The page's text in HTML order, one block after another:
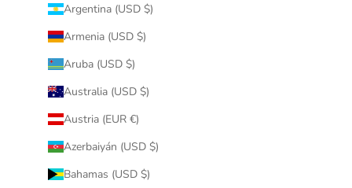
Argentina (USD $)
Armenia (USD $)
Aruba (USD $)
Australia (USD $)
Austria (EUR €)
Azerbaiyán (USD $)
Bahamas (USD $)